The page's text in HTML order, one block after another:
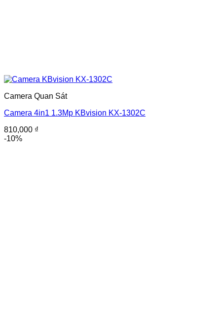
Camera Quan Sát
Camera 4in1 1.3Mp KBvision KX-1302C
810,000 ₫
-10%